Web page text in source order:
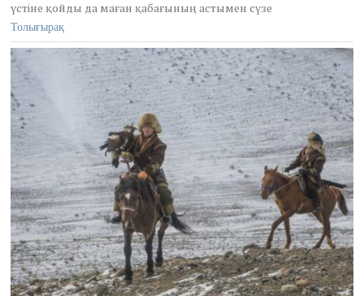
2
2
2
5
үстіне қойды да маған қабағының астымен сүзе
Толығырақ